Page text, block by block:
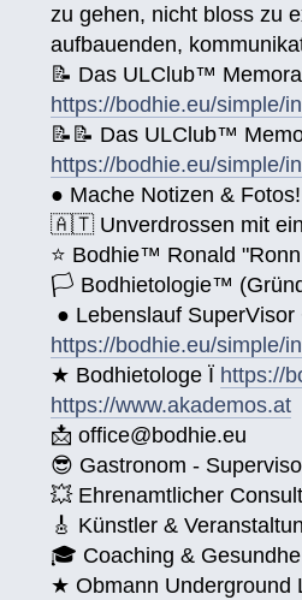
zu gehen, nicht bloss zu
aufbauenden,
📝 Das ULClub™
https://bodhie.eu/simple/
📝📝 Das ULClub™
https://bodhie.eu/simple/
● Mache Notizen & Fotos!
🇦🇹 Unverdrossen mit
⭐️ Bodhie™ Ronald
🏳 Bodhietologie™
● Lebenslauf
https://bodhie.eu/simple/
★ Bodhietologe Ï https://
https://www.akademos.at
📩 office@bodhie.eu
😎 Gastronom -
💥 Ehrenamtlicher
🎸 Künstler &
🎓 Coaching &
★ Obmann Underground